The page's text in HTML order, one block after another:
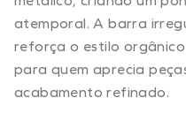
atemporal. A barra
reforça o estilo
para quem aprecia
acabamento refinado.